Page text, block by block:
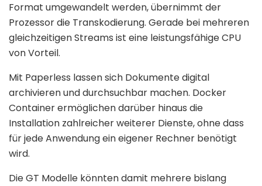
Format umgewandelt werden, übernimmt der
Prozessor die Transkodierung. Gerade bei mehreren
gleichzeitigen Streams ist eine leistungsfähige CPU
von Vorteil.
Mit Paperless lassen sich Dokumente digital
archivieren und durchsuchbar machen. Docker
Container ermöglichen darüber hinaus die
Installation zahlreicher weiterer Dienste, ohne dass
für jede Anwendung ein eigener Rechner benötigt
wird.
Die GT Modelle könnten damit mehrere bislang